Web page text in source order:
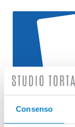
Consenso